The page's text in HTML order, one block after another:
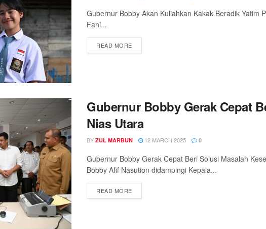
Gubernur Bobby Akan Kuliahkan Kakak Beradik Yatim
Fani...
READ MORE
Gubernur Bobby Gerak Cepat
Nias Utara
BY ZUL MARBUN 12 MARCH 2025 0
Gubernur Bobby Gerak Cepat Beri Solusi Masalah
Bobby Afif Nasution didampingi Kepala...
READ MORE